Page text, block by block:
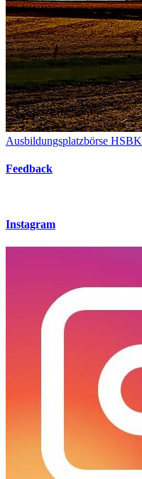
Ausbildungsplatzbörse HSBK
Feedback
Instagram